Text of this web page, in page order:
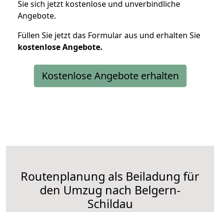
Sie sich jetzt kostenlose und unverbindliche
Angebote.
Füllen Sie jetzt das Formular aus und erhalten Sie
kostenloseAngebote.
Kostenlose Angebote erhalten
Routenplanung als Beiladung für
den Umzug nach Belgern-
Schildau